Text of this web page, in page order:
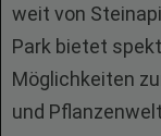
weit von
Park bietet
Möglichkeiten
und